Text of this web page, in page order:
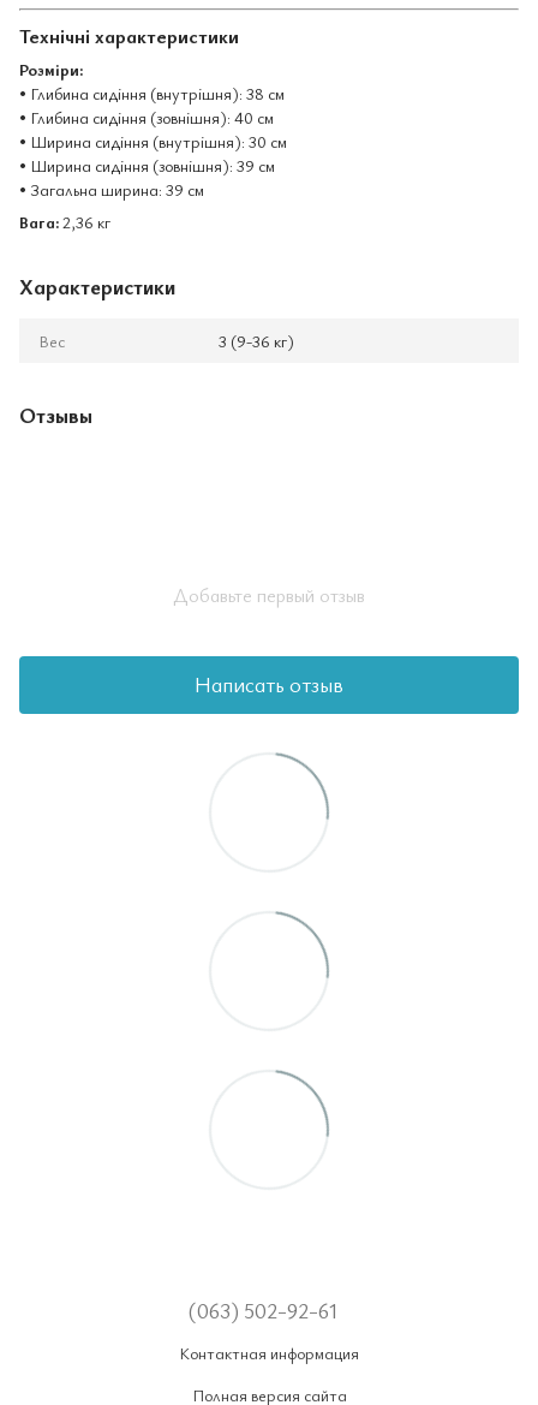
Технічні характеристики
Розміри:
• Глибина сидіння (внутрішня): 38 см
• Глибина сидіння (зовнішня): 40 см
• Ширина сидіння (внутрішня): 30 см
• Ширина сидіння (зовнішня): 39 см
• Загальна ширина: 39 см
Вага:2,36 кг
Характеристики
Вес 3 (9-36 кг)
Отзывы
Добавьте первый отзыв
Написать отзыв
(063) 502-92-61
Контактная информация
Полная версия сайта